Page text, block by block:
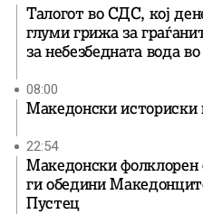
Талогот во СДС, кој
глуми грижа за
за небезбедната вода
08:00
Македонски историски
22:54
Македонски фолклорен
ги обедини
Пустец